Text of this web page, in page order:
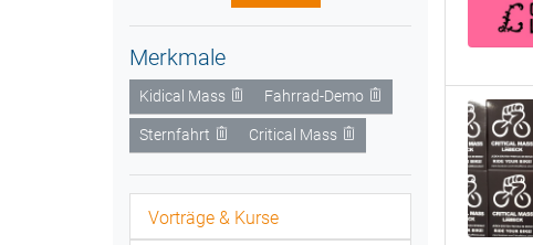
Merkmale
Kidical Mass Fahrrad-Demo
Sternfahrt Critical Mass
Vorträge & Kurse